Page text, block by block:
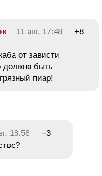
11 авг, 17:48 +8
от зависти
должно быть
пиар!
18:58
+3